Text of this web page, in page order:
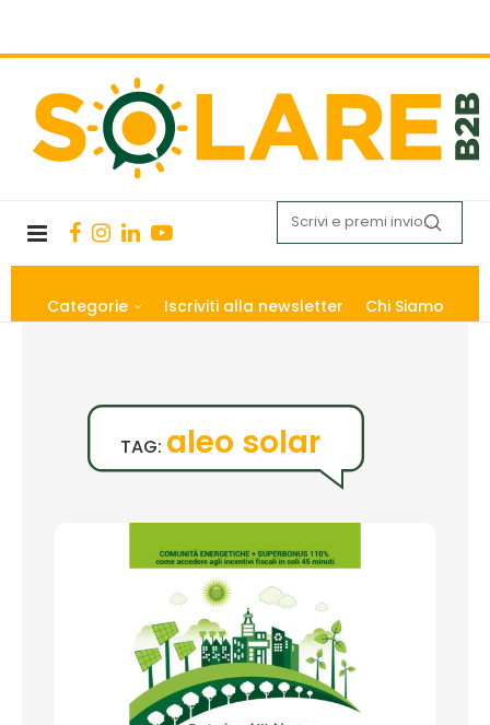
Categorie Iscriviti alla newsletter Chi Siamo
TAG: aleo solar